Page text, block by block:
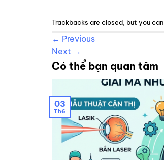
Trackbacks are closed, but you can
← Previous
Next →
Có thể bạn quan tâm
03
Th6